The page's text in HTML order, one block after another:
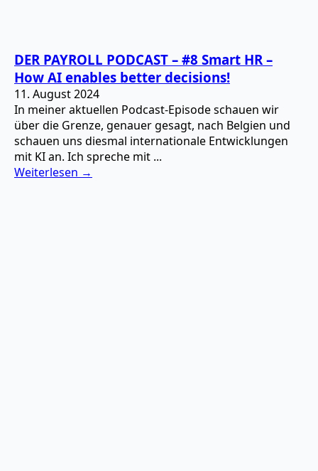
DER PAYROLL PODCAST – #8 Smart HR –
How AI enables better decisions!
11. August 2024
In meiner aktuellen Podcast-Episode schauen wir
über die Grenze, genauer gesagt, nach Belgien und
schauen uns diesmal internationale Entwicklungen
mit KI an. Ich spreche mit ...
Weiterlesen →